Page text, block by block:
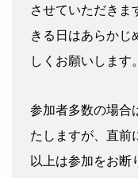
させていただきま
きる日はあらかじ
しくお願いします。
参加者多数の場合
たしますが、直前
以上は参加をお断